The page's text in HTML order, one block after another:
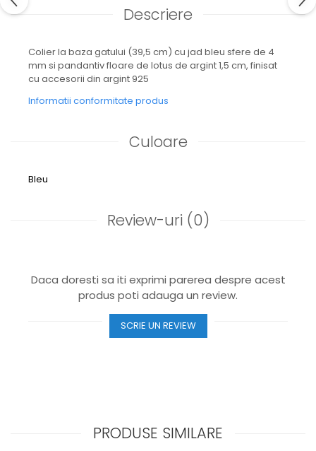
Descriere
Colier la baza gatului (39,5 cm) cu jad bleu sfere de 4
mm si pandantiv floare de lotus de argint 1,5 cm, finisat
cu accesorii din argint 925
Informatii conformitate produs
Culoare
Bleu
Review-uri (0)
Daca doresti sa iti exprimi parerea despre acest
produs poti adauga un review.
SCRIE UN REVIEW
PRODUSE SIMILARE